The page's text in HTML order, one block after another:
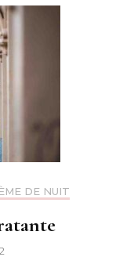
DE NUIT